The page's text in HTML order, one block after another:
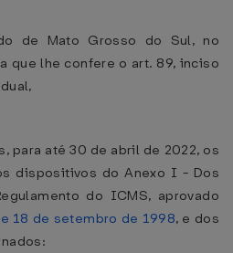
de Mato Grosso do Sul, no
que lhe confere o art. 89, inciso
para até 30 de abril de 2022, os
dispositivos do Anexo I - Dos
do ICMS, aprovado
18 de setembro de 1998, e dos